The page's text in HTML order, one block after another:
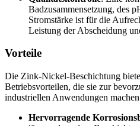
Badzusammensetzung, des
Stromstärke ist für die
Leistung der Abscheidung
Vorteile
Die Zink-Nickel-Beschichtung
Betriebsvorteilen, die sie zur
industriellen Anwendungen
Hervorragende